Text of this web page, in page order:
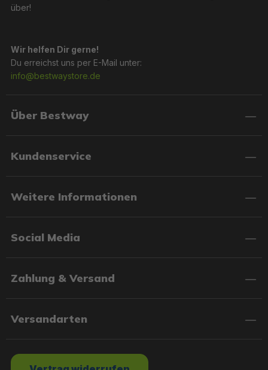
über!
Wir helfen Dir gerne!
Du erreichst uns per E-Mail unter:
info@bestwaystore.de
Über Bestway
Kundenservice
Weitere Informationen
Social Media
Zahlung & Versand
Versandarten